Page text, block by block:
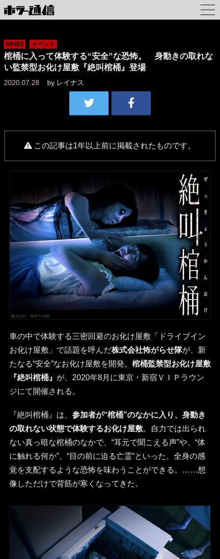
NEWS イベント
棺桶に入って体験する“安全”な恐怖。 身動きの取れな
い監禁型お化け屋敷『絶叫棺桶』登場
2020.07.28 by レイナス
この記事は1年以上前に掲載されたものです。
車の中で体験する三密回避のお化け屋敷「ドライブイン
お化け屋敷」で話題を呼んだ株式会社怖がらせ隊が、新
たなる“安全”なお化け屋敷を開発。 棺桶監禁型お化け屋敷
『絶叫棺桶』 が、2020年8月に東京・新宿ＶＩＰラウン
ジにて開催される。
『絶叫棺桶』は、 参加者が“棺桶”のなかに入り、身動き
の取れない状態で体験するお化け屋敷。自力では出られ
ない真っ暗な棺桶のなかで、“耳元で聞こえる声”や、“体
に触れる何か”、“目の前に迫る亡霊”といった、全身の感
覚を支配するような恐怖を味わうことができる。……想
像しただけで背筋が寒くなってきた。